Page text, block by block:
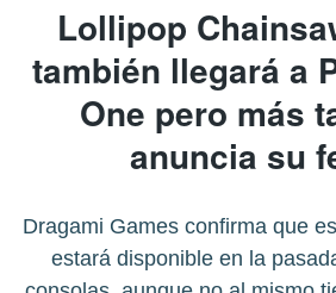
Lollipop
también llegará a
One pero más
anuncia su
Dragami Games confirma que
estará disponible en la